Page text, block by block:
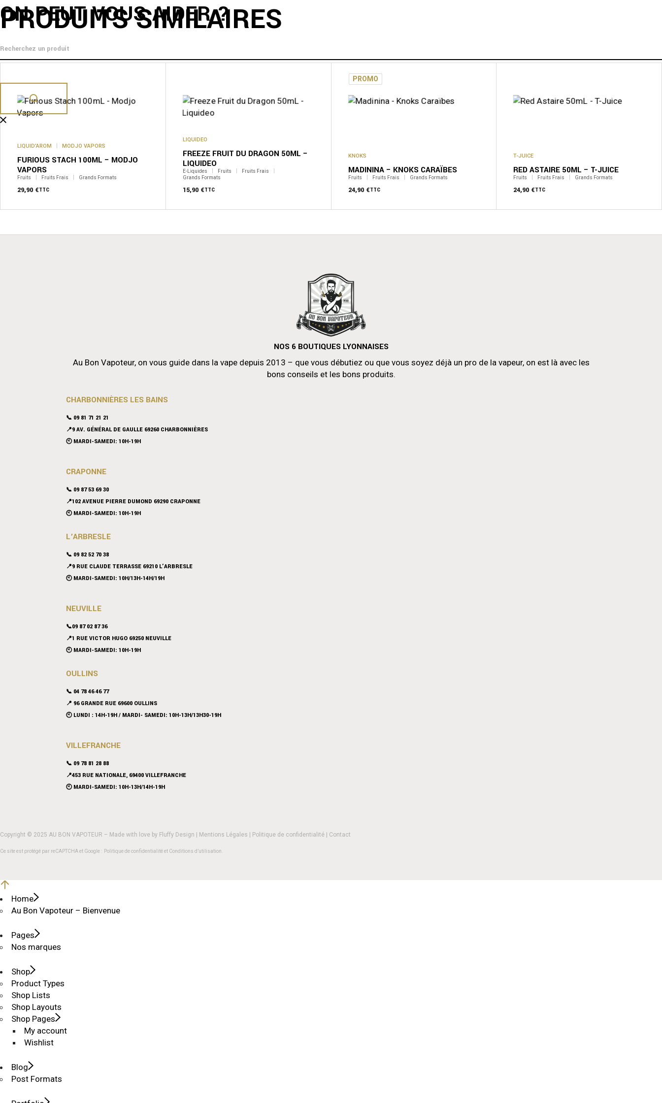
ON PEUT VOUS AIDER ?
PRODUITS SIMILAIRES
LIQUID’AROM MODJO VAPORS
FURIOUS STACH 100ML – MODJO
VAPORS
Fruits Fruits Frais Grands Formats
29,90 €TTC
LIQUIDEO
FREEZE FRUIT DU DRAGON 50ML –
LIQUIDEO
E-Liquides Fruits
Fruits Frais
Grands Formats
15,90 €TTC
PROMO
KNOKS
MADININA – KNOKS CARAÏBES
Fruits Fruits Frais Grands Formats
24,90 €TTC
T-JUICE
RED ASTAIRE 50ML – T-JUICE
Fruits Fruits Frais Grands Formats
24,90 €TTC
NOS 6 BOUTIQUES LYONNAISES
Au Bon Vapoteur, on vous guide dans la vape depuis 2013 – que vous débutiez ou que vous soyez déjà un pro de la vapeur, on est là avec les
bons conseils et les bons produits.
CHARBONNIÈRES LES BAINS
📞 09 81 71 21 21
📍9 AV. GÉNÉRAL DE GAULLE 69260 CHARBONNIÈRES
🕙 MARDI-SAMEDI: 10H-19H
CRAPONNE
📞 09 87 53 69 30
📍102 AVENUE PIERRE DUMOND 69290 CRAPONNE
🕙 MARDI-SAMEDI: 10H-19H
L’ARBRESLE
📞 09 82 52 70 38
📍9 RUE CLAUDE TERRASSE 69210 L’ARBRESLE
🕙 MARDI-SAMEDI: 10H/13H-14H/19H
NEUVILLE
📞09 87 02 87 36
📍1 RUE VICTOR HUGO 69250 NEUVILLE
🕙 MARDI-SAMEDI: 10H-19H
OULLINS
📞 04 78 46 46 77
📍 96 GRANDE RUE 69600 OULLINS
🕙 LUNDI : 14H-19H / MARDI- SAMEDI: 10H-13H/13H30-19H
VILLEFRANCHE
📞 09 78 81 28 88
📍453 RUE NATIONALE, 69400 VILLEFRANCHE
🕙 MARDI-SAMEDI: 10H-13H/14H-19H
Copyright © 2025 AU BON VAPOTEUR – Made with love by Fluffy Design | Mentions Légales | Politique de confidentialité | Contact
Ce site est protégé par reCAPTCHA et Google : Politique de confidentialitéet Conditions d’utilisation
Home
Au Bon Vapoteur – Bienvenue
Pages
Nos marques
Shop
Product Types
Shop Lists
Shop Layouts
Shop Pages
My account
Wishlist
Blog
Post Formats